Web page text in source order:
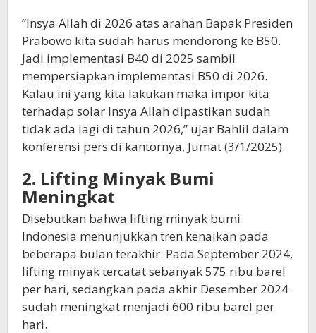
“Insya Allah di 2026 atas arahan Bapak Presiden
Prabowo kita sudah harus mendorong ke B50.
Jadi implementasi B40 di 2025 sambil
mempersiapkan implementasi B50 di 2026.
Kalau ini yang kita lakukan maka impor kita
terhadap solar Insya Allah dipastikan sudah
tidak ada lagi di tahun 2026,” ujar Bahlil dalam
konferensi pers di kantornya, Jumat (3/1/2025).
2. Lifting Minyak Bumi
Meningkat
Disebutkan bahwa lifting minyak bumi
Indonesia menunjukkan tren kenaikan pada
beberapa bulan terakhir. Pada September 2024,
lifting minyak tercatat sebanyak 575 ribu barel
per hari, sedangkan pada akhir Desember 2024
sudah meningkat menjadi 600 ribu barel per
hari.